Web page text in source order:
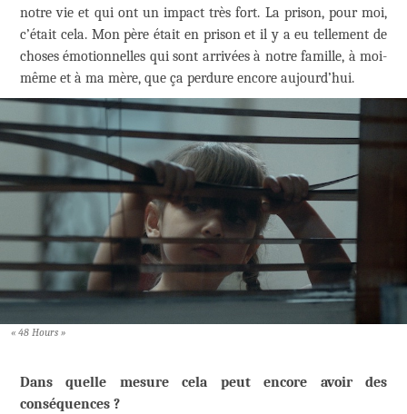
notre vie et qui ont un impact très fort. La prison, pour moi,
c’était cela. Mon père était en prison et il y a eu tellement de
choses émotionnelles qui sont arrivées à notre famille, à moi-
même et à ma mère, que ça perdure encore aujourd’hui.
« 48 Hours »
Dans quelle mesure cela peut encore avoir des
conséquences ?